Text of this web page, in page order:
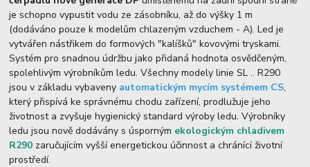
je schopno vypustit vodu ze zásobníku, až do výšky 1 m
(dodáváno pouze k modelům chlazeným vzduchem - A). Led je
vytvářen nástřikem do formových "kalíšků" kovovými tryskami.
Systém pro snadnou údržbu jako přidaná hodnota osvědčeným,
spolehlivým výrobníkům ledu. Všechny modely linie SL .. R290
jsou v základu vybaveny automatickým mycím systémem CS,
který přispívá ke správnému chodu zařízení, prodlužuje jeho
životnost a zvyšuje hygienický standard výroby ledu. Výrobníky
ledu jsou nově dodávány s úsporným ekologickým chladivem
R290 zaručujícím vyšší energetickou účinnost a chránící životní
prostředí.